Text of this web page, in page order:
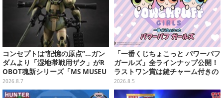
コンセプトは“記憶の原点”…ガン
ダムより「湿地帯戦用ザク」がR
OBOT魂新シリーズ「MS MUSEU
M」で商品化！博物館イメージの
ベースも注目
2026.8.7
「一番くじちょこっと パワーパフ
ガールズ」全ラインナップ公開！
ラストワン賞は鍵チャーム付きの
シール帳スペシャルセットを用意
2026.8.5